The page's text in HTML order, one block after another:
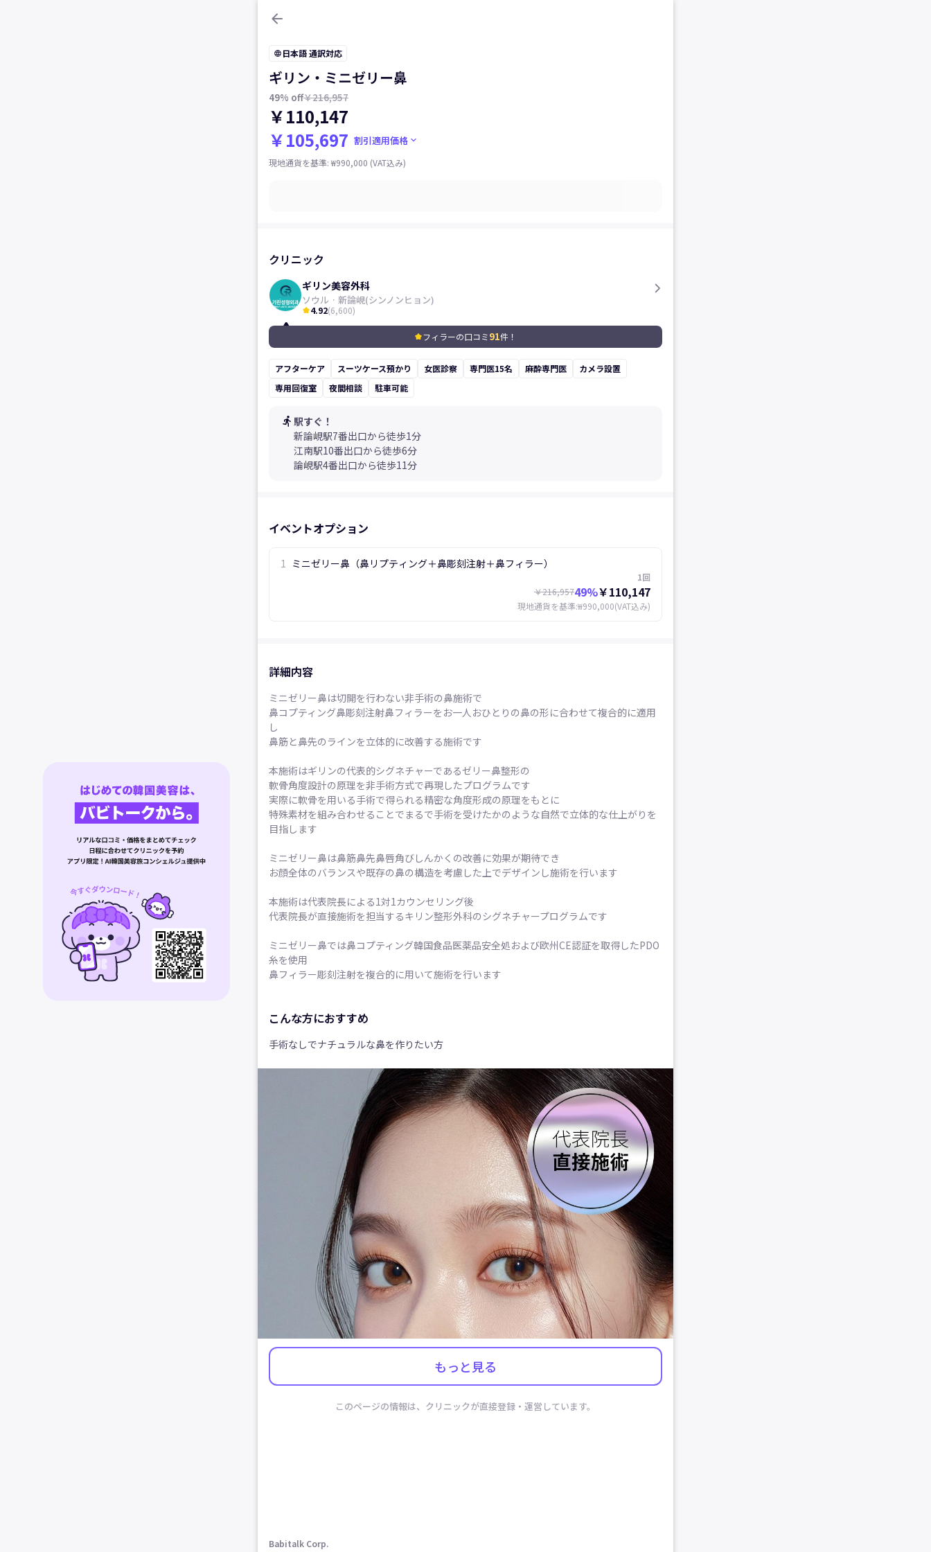
arrow_back
language 日本語 通訳対応
ギリン・ミニゼリー鼻
49% off￥216,957
￥110,147
￥105,697 割引適用価格 keyboard_arrow_down
現地通貨を基準: ₩990,000 (VAT込み)
クリニック
ギリン美容外科
ソウル · 新論峴(シンノンヒョン)
kid_star4.92(6,600)
kid_starフィラーの口コミ91件！
アフターケア スーツケース預かり 女医診察 専門医15名 麻酔専門医
カメラ設置
専用回復室
夜間相談 駐車可能
directions_run 駅すぐ！
新論峴駅7番出口から徒歩1分
江南駅10番出口から徒歩6分
論峴駅4番出口から徒歩11分
イベントオプション
1 ミニゼリー鼻（鼻リプティング＋鼻彫刻注射＋鼻フィラー）
1回
￥216,95749%￥110,147
現地通貨を基準:₩990,000(VAT込み)
詳細内容
ミニゼリー鼻は切開を行わない非手術の鼻施術で
鼻コプティング鼻彫刻注射鼻フィラーをお一人おひとりの鼻の形に合わせて複合的に適用
し
鼻筋と鼻先のラインを立体的に改善する施術です
本施術はギリンの代表的シグネチャーであるゼリー鼻整形の
軟骨角度設計の原理を非手術方式で再現したプログラムです
実際に軟骨を用いる手術で得られる精密な角度形成の原理をもとに
特殊素材を組み合わせることでまるで手術を受けたかのような自然で立体的な仕上がりを
目指します
ミニゼリー鼻は鼻筋鼻先鼻唇角びしんかくの改善に効果が期待でき
お顔全体のバランスや既存の鼻の構造を考慮した上でデザインし施術を行います
本施術は代表院長による1対1カウンセリング後
代表院長が直接施術を担当するキリン整形外科のシグネチャープログラムです
ミニゼリー鼻では鼻コプティング韓国食品医薬品安全処および欧州CE認証を取得したPDO
糸を使用
鼻フィラー彫刻注射を複合的に用いて施術を行います
こんな方におすすめ
手術なしでナチュラルな鼻を作りたい方
もっと見る
このページの情報は、クリニックが直接登録・運営しています。
Babitalk Corp.